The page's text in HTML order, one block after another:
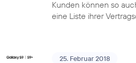
Kunden können so
eine Liste ihrer
25. Februar 2018